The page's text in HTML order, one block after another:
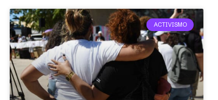
ACTIVISMO